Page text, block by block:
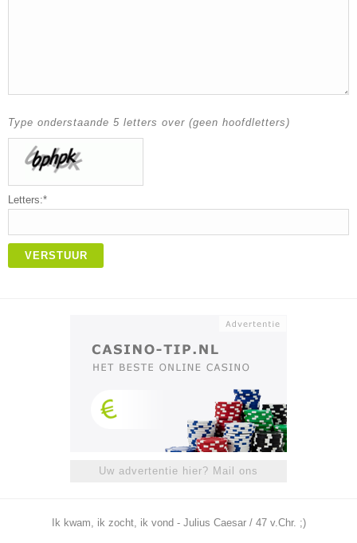
Type onderstaande 5 letters over (geen hoofdletters)
Letters:*
VERSTUUR
Uw advertentie hier? Mail ons
Ik kwam, ik zocht, ik vond - Julius Caesar / 47 v.Chr. ;)